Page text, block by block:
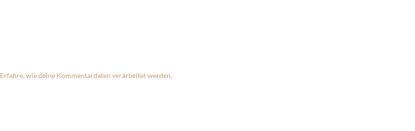
Erfahre, wie deine Kommentardaten verarbeitet werden.